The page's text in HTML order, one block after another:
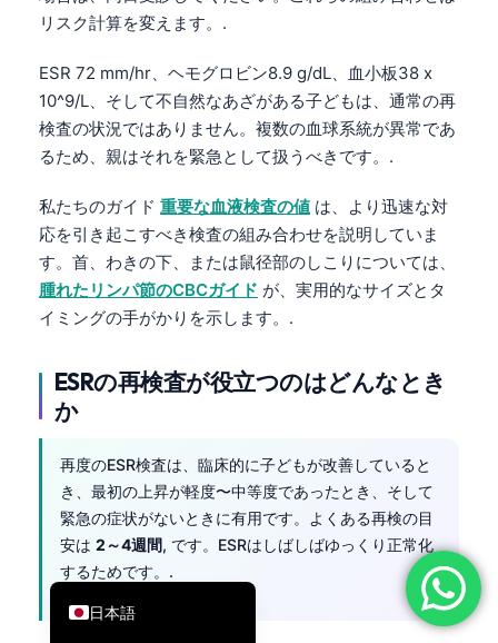
リスク計算を変えます。.
ESR 72 mm/hr、ヘモグロビン8.9 g/dL、血小板38 x
10^9/L、そして不自然なあざがある子どもは、通常の再
検査の状況ではありません。複数の血球系統が異常であ
るため、親はそれを緊急として扱うべきです。.
私たちのガイド 重要な血液検査の値 は、より迅速な対
応を引き起こすべき検査の組み合わせを説明していま
す。首、わきの下、または鼠径部のしこりについては、
腫れたリンパ節のCBCガイド が、実用的なサイズとタ
イミングの手がかりを示します。.
ESRの再検査が役立つのはどんなとき
か
再度のESR検査は、臨床的に子どもが改善していると
き、最初の上昇が軽度〜中等度であったとき、そして
緊急の症状がないときに有用です。よくある再検の目
安は 2～4週間, です。ESRはしばしばゆっくり正常化
するためです。.
日本語
English
Deutsch
العربية
Français
Italiano
Português
Ελληνικά
Türkçe
Română
简体中文
فارسی
Български
Dansk
Nederlands